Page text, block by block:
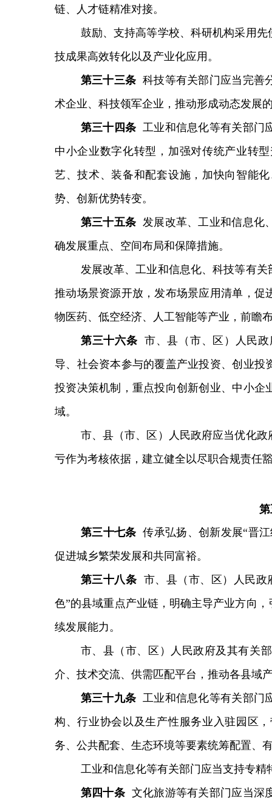
链、人才链精准对接。
鼓励、支持高等学校、科研机构采用
技成果高效转化以及产业化应用。
第三十三条 科技等有关部门应当完善
术企业、科技领军企业，推动形成动态发展
第三十四条 工业和信息化等有关部门
中小企业数字化转型，加强对传统产业转
艺、技术、装备和配套设施，加快向智能
势、创新优势转变。
第三十五条 发展改革、工业和信息化
确发展重点、空间布局和保障措施。
发展改革、工业和信息化、科技等有
推动场景资源开放，发布场景应用清单，
物医药、低空经济、人工智能等产业，前瞻
第三十六条 市、县（市、区）人民
导、社会资本参与的覆盖产业投资、创业
投资决策机制，重点投向创新创业、中小
域。
市、县（市、区）人民政府应当优化
亏作为考核依据，建立健全以尽职合规责任
第三十七条传承弘扬、创新发展“晋
促进城乡繁荣发展和共同富裕。
第三十八条 市、县（市、区）人民
色”的县域重点产业链，明确主导产业方向
续发展能力。
市、县（市、区）人民政府及其有关
介、技术交流、供需匹配平台，推动各县域
第三十九条 工业和信息化等有关部门
构、行业协会以及生产性服务业 入驻园区
务、公共配套、生态环境等要素统筹配置、
工业和信息化等有关部门应当支持专精
第 四十条 文化旅游等有关部门应当深